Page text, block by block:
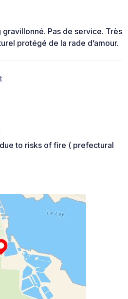
Pas de service. Très
protégé de la rade d’amour.
to risks of fire ( prefectural